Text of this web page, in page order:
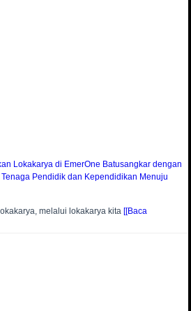
Lokakarya di EmerOne Batusangkar dengan
Pendidik dan Kependidikan Menuju
melalui lokakarya kita[[Baca